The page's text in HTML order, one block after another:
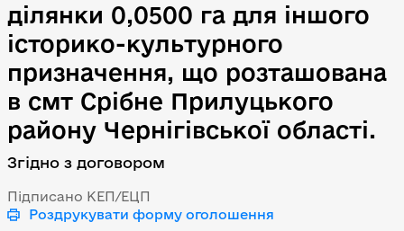
ділянки 0,0500 га для іншого
історико-культурного
призначення, що розташована
в смт Срібне Прилуцького
району Чернігівської області.
Згідно з договором
Підписано КЕП/ЕЦП
Роздрукувати форму оголошення